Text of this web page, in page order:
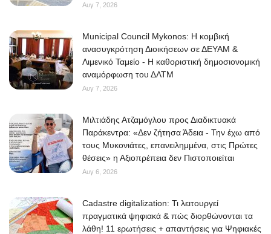
Αυγ 7, 2026
Municipal Council Mykonos: Η κομβική
ανασυγκρότηση Διοικήσεων σε ΔΕΥΑΜ &
Λιμενικό Ταμείο - Η καθοριστική δημοσιονομική
αναμόρφωση του ΔΛΤΜ
Αυγ 7, 2026
Μιλτιάδης Ατζαμόγλου προς Διαδικτυακά
Παράκεντρα: «Δεν ζήτησα Άδεια - Την έχω από
τους Μυκονιάτες, επανειλημμένα, στις Πρώτες
θέσεις» η Αξιοπρέπεια δεν Πιστοποιείται
Αυγ 6, 2026
Cadastre digitalization: Τι λειτουργεί
πραγματικά ψηφιακά & πώς διορθώνονται τα
λάθη! 11 ερωτήσεις + απαντήσεις για Ψηφιακές